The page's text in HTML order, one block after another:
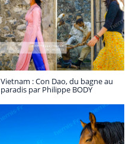
Vietnam : Con Dao, du bagne au
paradis par Philippe BODY